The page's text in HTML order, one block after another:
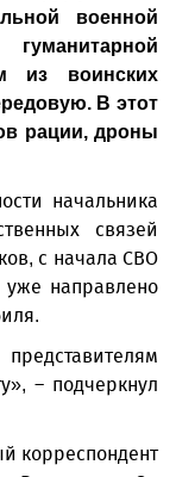
военной
из воинских
В этот
рации, дроны
начальника
связей
с начала СВО
уже направлено
– подчеркнул
корреспондент